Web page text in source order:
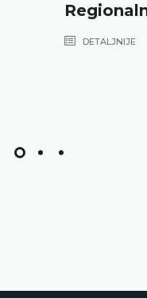
DETALJNIJE